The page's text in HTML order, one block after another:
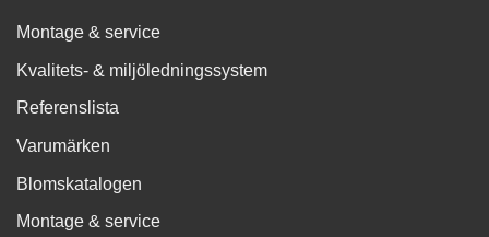
Montage & service
Kvalitets- & miljöledningssystem
Referenslista
Varumärken
Blomskatalogen
Montage & service